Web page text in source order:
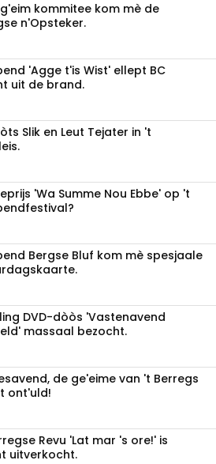
kommitee kom mè de
n'Opsteker.
'Agge t'is Wist' ellept BC
uit de brand.
Slik en Leut Tejater in 't
'Wa Summe Nou Ebbe' op 't
Bergse Bluf kom mè spesjaale
DVD-dòòs 'Vastenavend
massaal bezocht.
de ge'eime van 't Berregs
ont'uld!
Revu 'Lat mar 's ore!' is
uitverkocht.